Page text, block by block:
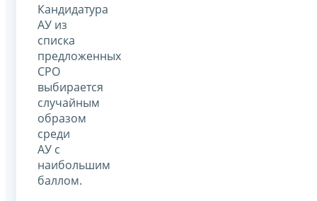
Кандидатура
АУ из
списка
предложенных
СРО
выбирается
случайным
образом
среди
АУ с
наибольшим
баллом.